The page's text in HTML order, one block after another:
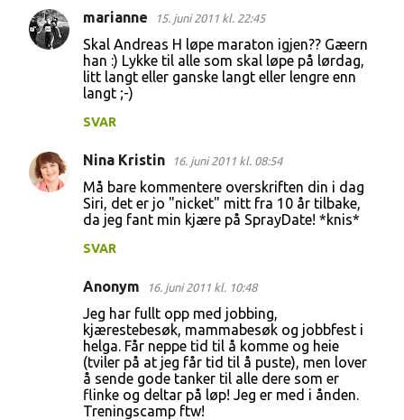
K
n
t
marianne 15. juni 2011 kl. 22:45
Skal Andreas H løpe maraton igjen?? Gæern
han :) Lykke til alle som skal løpe på lørdag,
litt langt eller ganske langt eller lengre enn
langt ;-)
SVAR
Nina Kristin 16. juni 2011 kl. 08:54
Må bare kommentere overskriften din i dag
Siri, det er jo "nicket" mitt fra 10 år tilbake,
da jeg fant min kjære på SprayDate! *knis*
SVAR
Anonym 16. juni 2011 kl. 10:48
Jeg har fullt opp med jobbing,
kjærestebesøk, mammabesøk og jobbfest i
helga. Får neppe tid til å komme og heie
(tviler på at jeg får tid til å puste), men lover
å sende gode tanker til alle dere som er
flinke og deltar på løp! Jeg er med i ånden.
Treningscamp ftw!